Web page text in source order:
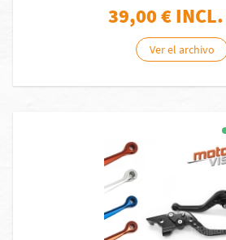
39,00€
Ver el archivo